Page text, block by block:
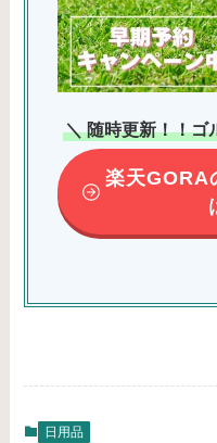
＼ 随時更新！！ゴ
楽天GORA
日用品